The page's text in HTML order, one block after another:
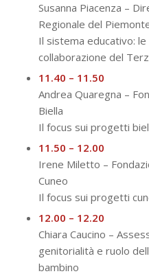
Susanna Piacenza –
Regionale del
Il sistema educativo:
collaborazione del
11.40 – 11.50
Andrea Quaregna –
Biella
Il focus sui progetti
11.50 – 12.00
Irene Miletto –
Cuneo
Il focus sui progetti
12.00 – 12.20
Chiara Caucino –
genitorialità e ruolo
bambino